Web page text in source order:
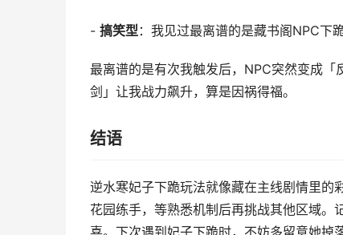
- 搞笑型：我见过最离谱的是藏书阁NPC下
最离谱的是有次我触发后，NPC突然变成
剑」让我战力飙升，算是因祸得福。
结语
逆水寒妃子下跪玩法就像藏在主线剧情里的
花园练手，等熟悉机制后再挑战其他区域。